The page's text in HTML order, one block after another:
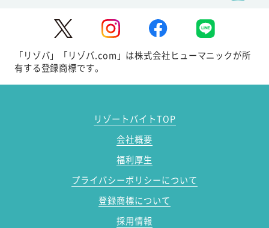
「リゾバ」「リゾバ.com」は株式会社ヒューマニックが所
有する登録商標です。
リゾートバイトTOP
会社概要
福利厚生
プライバシーポリシーについて
登録商標について
採用情報